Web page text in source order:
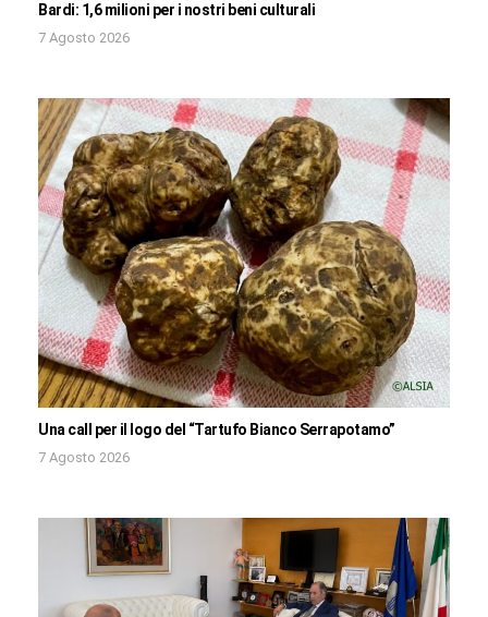
Bardi: 1,6 milioni per i nostri beni culturali
7 Agosto 2026
Una call per il logo del “Tartufo Bianco Serrapotamo”
7 Agosto 2026